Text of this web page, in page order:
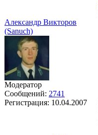
Александр Викторов
(Sanuch)
Модератор
Сообщений: 2741
Регистрация: 10.04.2007